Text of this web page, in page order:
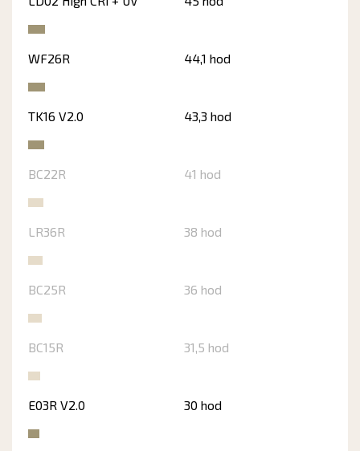
WF26R 44,1 hod
TK16 V2.0 43,3 hod
BC22R 41 hod
LR36R 38 hod
BC25R 36 hod
BC15R 31,5 hod
E03R V2.0 30 hod